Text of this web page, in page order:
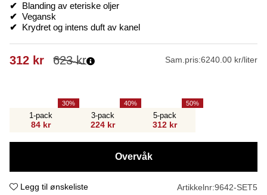
✔ Blanding av eteriske oljer
✔ Vegansk
✔ Krydret og intens duft av kanel
623kr
312 kr Sam.pris:6240.00 kr/liter
1-pack
84 kr
30
3-pack
224 kr
40
5-pack
312 kr
50
Overvåk
Legg til ønskeliste Artikkelnr:9642-SET5